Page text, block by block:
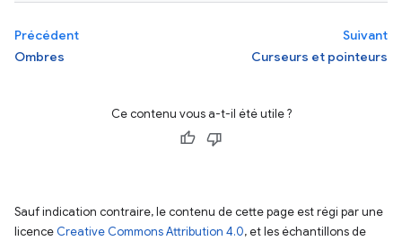
Précédent
Ombres
Suivant
Curseurs et pointeurs
Ce contenu vous a-t-il été utile ?
Sauf indication contraire, le contenu de cette page est régi par une
licence Creative Commons Attribution 4.0, et les échantillons de